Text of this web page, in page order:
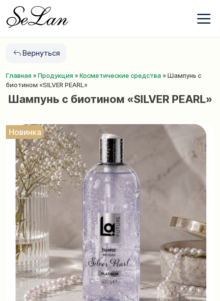
Перейти
содержанию
О компании
Контакты
Избранное
+380 (63) 975
77 87
15 21
RU
Вернуться
Главная »Продукция »Косметические средства »Шампунь с
биотином «SILVER PEARL»
Шампунь с биотином «SILVER PEARL»
Новинка